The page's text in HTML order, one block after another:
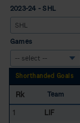
2023-24 - SHL
Games
Shorthanded Goals
Rk Team
1
LIF